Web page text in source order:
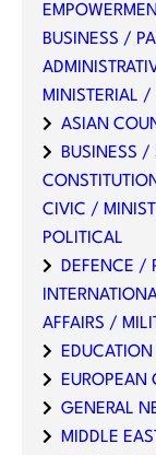
BUSINESS /
MINISTERIAL
ASIAN
BUSINESS /
CIVIC /
POLITICAL
DEFENCE /
AFFAIRS /
EDUCATION
EUROPEAN
GENERAL
MIDDLE